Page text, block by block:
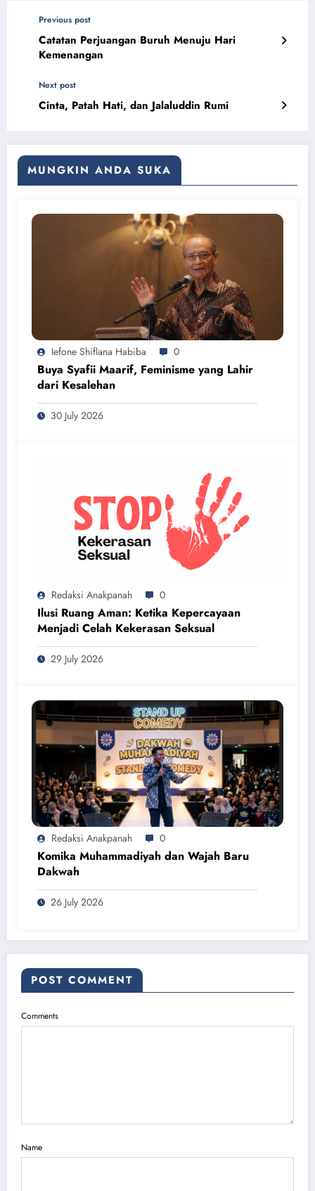
Previous post
Catatan Perjuangan Buruh Menuju Hari
Kemenangan
Next post
Cinta, Patah Hati, dan Jalaluddin Rumi
MUNGKIN ANDA SUKA
Iefone Shiflana Habiba 0
Buya Syafii Maarif, Feminisme yang Lahir
dari Kesalehan
30 July 2026
Redaksi Anakpanah 0
Ilusi Ruang Aman: Ketika Kepercayaan
Menjadi Celah Kekerasan Seksual
29 July 2026
Redaksi Anakpanah 0
Komika Muhammadiyah dan Wajah Baru
Dakwah
26 July 2026
POST COMMENT
Comments
Name